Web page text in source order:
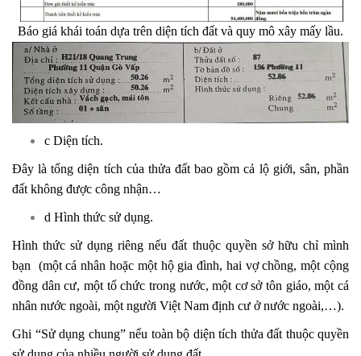
Báo giá khái toán dựa trên diện tích đất và quy mô xây mấy lầu.
c Diện tích.
Đây là tổng diện tích của thửa đất bao gồm cả lộ giới, sân, phần
đất không được công nhận…
d Hình thức sử dụng.
Hình thức sử dụng riêng nếu đất thuộc quyền sở hữu chỉ mình
bạn (một cá nhân hoặc một hộ gia đình, hai vợ chồng, một cộng
đồng dân cư, một tổ chức trong nước, một cơ sở tôn giáo, một cá
nhân nước ngoài, một người Việt Nam định cư ở nước ngoài,…).
Ghi “Sử dụng chung” nếu toàn bộ diện tích thửa đất thuộc quyền